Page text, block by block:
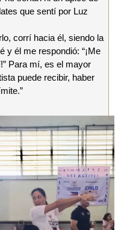
que sentí por Luz
corrí hacia él, siendo la
y él me respondió: “¡Me
Para mí, es el mayor
puede recibir, haber